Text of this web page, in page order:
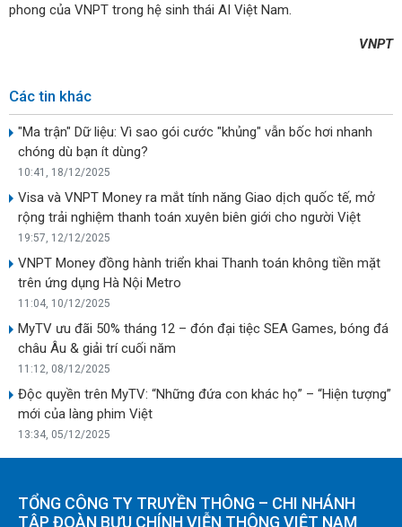
phong của VNPT trong hệ sinh thái AI Việt Nam.
VNPT
Các tin khác
"Ma trận" Dữ liệu: Vì sao gói cước "khủng" vẫn bốc hơi nhanh
chóng dù bạn ít dùng?
10:41, 18/12/2025
Visa và VNPT Money ra mắt tính năng Giao dịch quốc tế, mở
rộng trải nghiệm thanh toán xuyên biên giới cho người Việt
19:57, 12/12/2025
VNPT Money đồng hành triển khai Thanh toán không tiền mặt
trên ứng dụng Hà Nội Metro
11:04, 10/12/2025
MyTV ưu đãi 50% tháng 12 – đón đại tiệc SEA Games, bóng đá
châu Âu & giải trí cuối năm
11:12, 08/12/2025
Độc quyền trên MyTV: “Những đứa con khác họ” – “Hiện tượng”
mới của làng phim Việt
13:34, 05/12/2025
TỔNG CÔNG TY TRUYỀN THÔNG – CHI NHÁNH
TẬP ĐOÀN BƯU CHÍNH VIỄN THÔNG VIỆT NAM